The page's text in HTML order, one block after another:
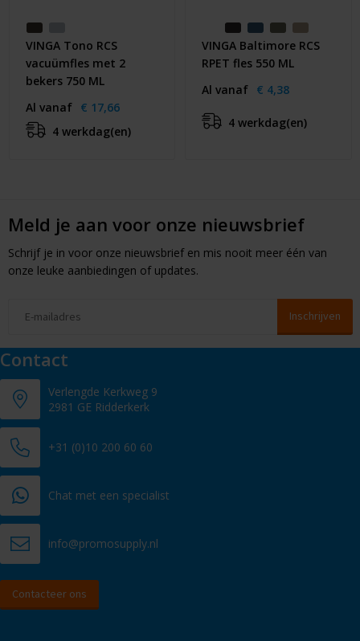
VINGA Tono RCS
vacuümfles met 2
bekers 750 ML
Al vanaf € 17,66
4 werkdag(en)
VINGA Baltimore RCS
RPET fles 550 ML
Al vanaf € 4,38
4 werkdag(en)
Meld je aan voor onze nieuwsbrief
Schrijf je in voor onze nieuwsbrief en mis nooit meer één van
onze leuke aanbiedingen of updates.
Contact
Verlengde Kerkweg 9
2981 GE Ridderkerk
+31 (0)10 200 60 60
Chat met een specialist
info@promosupply.nl
Contacteer ons